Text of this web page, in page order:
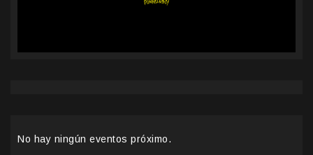
No hay ningún eventos próximo.